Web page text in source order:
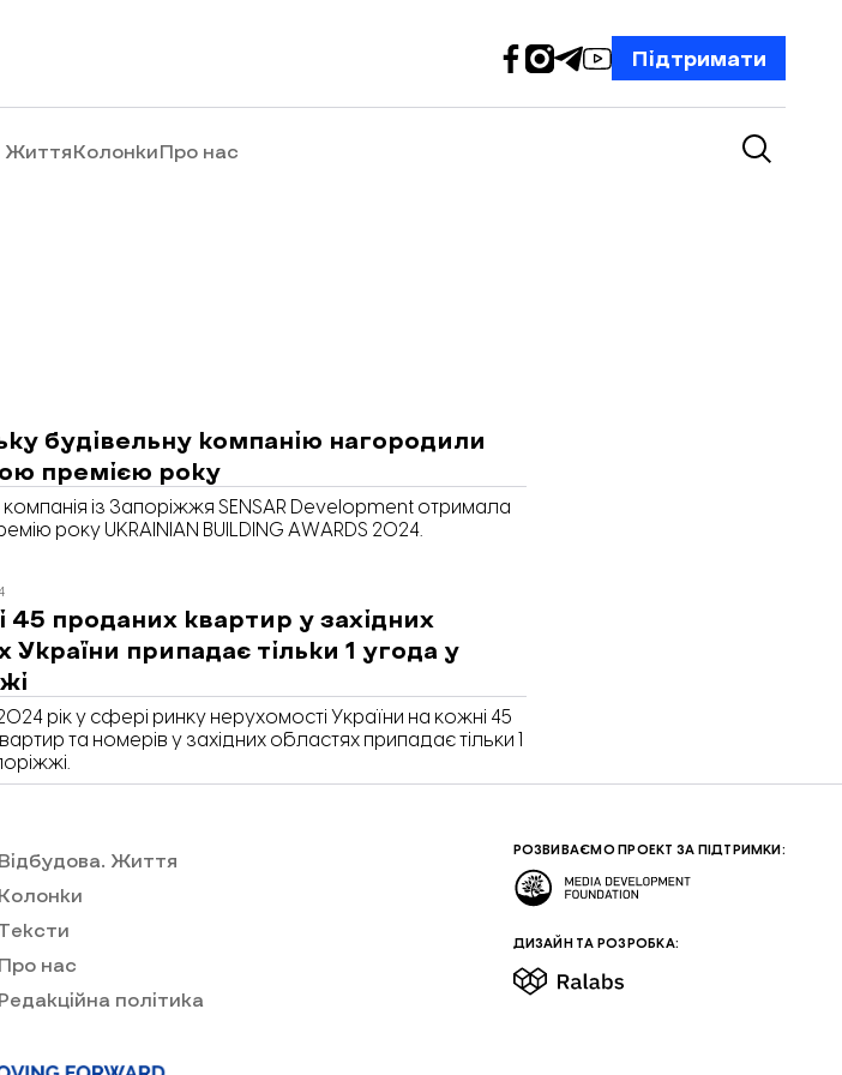
Підтримати
ЖиттяКолонкиПро нас
будівельну компанію нагородили
премією року
компанія із Запоріжжя SENSAR Development отримала
року UKRAINIAN BUILDING AWARDS 2024.
45 проданих квартир у західних
України припадає тільки 1 угода у
рік у сфері ринку нерухомості України на кожні 45
та номерів у західних областях припадає тільки 1
Відбудова. Життя
Колонки
Про нас
Редакційна політика
РОЗВИВАЄМО ПРОЕКТ ЗА ПІДТРИМКИ:
ДИЗАЙН ТА РОЗРОБКА: